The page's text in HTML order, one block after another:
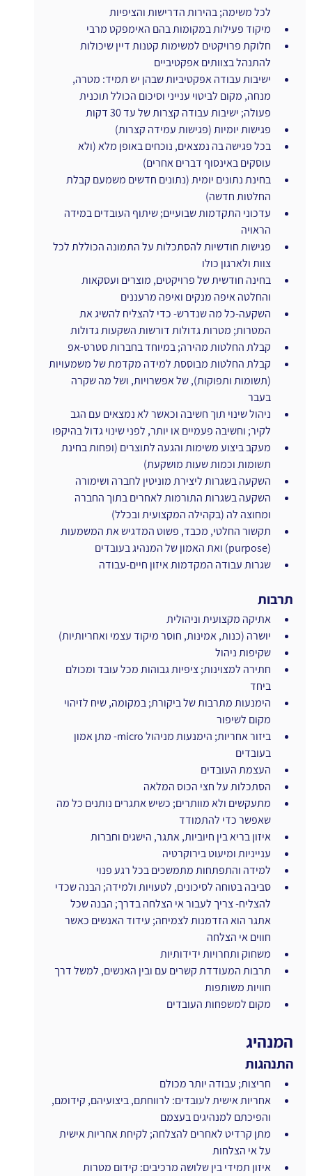
לכל משימה; בהירות הדרישות והציפיות
מיקוד פעילות במקומות בהם האימפקט מרבי
חלוקת פרויקטים למשימות קטנות דיין שיכולות
להתנהל בצוותים אפקטיביים
ישיבות עבודה אפקטיביות שבהן יש תמיד: מטרה,
מנחה, מקום לביטוי ענייני וסיכום הכולל תוכנית
פעולה; ישיבות עבודה קצרות של עד 30 דקות
פגישות יומיות (פגישות עמידה קצרות)
בכל פגישה בה נמצאים, נוכחים באופן מלא (ולא
עוסקים באינסוף דברים אחרים)
בחינת נתונים יומית (נתונים חדשים משמעם קבלת
החלטות חדשה)
עדכוני התקדמות שבועיים; שיתוף העובדים במידה
הראויה
פגישות חודשיות להסתכלות על התמונה הכוללת לכל
צוות ולארגון כולו
בחינה חודשית של פרויקטים, מוצרים ועסקאות
והחלטה איפה מנקים ואיפה מרעננים
השקעה-כל מה שנדרש- כדי להצליח להשיג את
המטרות; מטרות גדולות דורשות השקעות גדולות
קבלת החלטות מהירה; במיוחד בחברות סטרט-אפ
קבלת החלטות מבוססת למידה מקדמת של משמעויות
(תשומות ותפוקות), של אפשרויות, ושל מה שקרה
בעבר
ניהול שינוי תוך חשיבה וכאשר לא נמצאים עם הגב
לקיר; וחשיבה פעמיים או יותר, לפני שינוי גדול בהיקפו
מעקב ביצוע משימות והגעה לתוצרים (ופחות בחינת
תשומות וכמות שעות מושקעת)
השקעה בשגרות ליצירת מוניטין לחברה ושימורה
השקעה בשגרות התורמות לאחרים בתוך החברה
ומחוצה לה (בקהילה המקצועית ובכלל)
תקשור החלטי, מכבד, פשוט המדגיש את המשמעות
(purpose) ואת האמון של המנהיג בעובדים
שגרות עבודה המקדמות איזון חיים-עבודה
תרבות
אתיקה מקצועית וניהולית
יושרה (כנות, אמינות, חוסר מיקוד עצמי ואחריותיות)
שקיפות ניהול
חתירה למצוינות; ציפיות גבוהות מכל עובד ומכולם
ביחד
הימנעות מתרבות של ביקורת; במקומה, שיח לזיהוי
מקום לשיפור
ביזור אחריות; הימנעות מניהול micro- מתן אמון
בעובדים
העצמת העובדים
הסתכלות על חצי הכוס המלאה
מתעקשים ולא מוותרים; כשיש אתגרים נותנים כל מה
שאפשר כדי להתמודד
איזון בריא בין חיוביות, אתגר, הישגים וחברות
ענייניות ומיעוט בירוקרטיה
למידה והתפתחות מתמשכים בכל רגע פנוי
סביבה בטוחה לסיכונים, לטעויות ולמידה; הבנה שכדי
להצליח- צריך לעבור אי הצלחה בדרך; הבנה שכל
אתגר הוא הזדמנות לצמיחה; עידוד האנשים כאשר
חווים אי הצלחה
משחוק ותחרויות ידידותיות
תרבות המעודדת קשרים עם ובין האנשים, למשל דרך
חוויות משותפות
מקום למשפחות העובדים
המנהיג
התנהגות
חריצות; עבודה יותר מכולם
אחריות אישית לעובדים: לרווחתם, ביצועיהם, קידומם,
והפיכתם למנהיגים בעצמם
מתן קרדיט לאחרים להצלחה; לקיחת אחריות אישית
על אי הצלחות
איזון תמידי בין שלושה מרכיבים: קידום מטרות